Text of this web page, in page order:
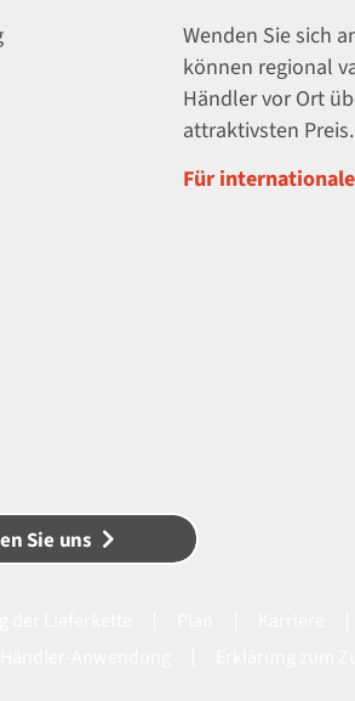
Wenden Sie sich
können regional
Händler vor Ort
attraktivsten Preis.
Für
Sie uns